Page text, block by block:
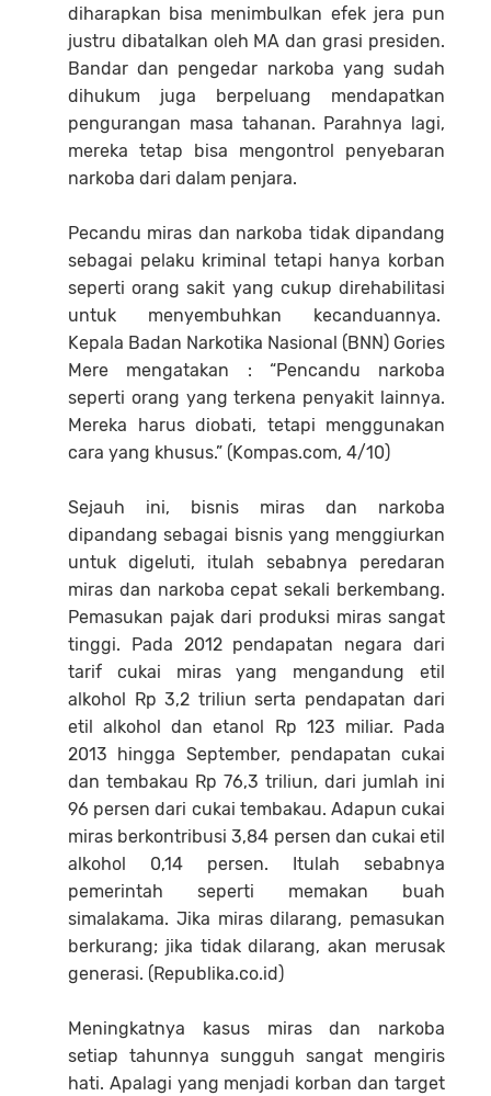
diharapkan bisa menimbulkan efek jera pun
justru dibatalkan oleh MA dan grasi presiden.
Bandar dan pengedar narkoba yang sudah
dihukum juga berpeluang mendapatkan
pengurangan masa tahanan. Parahnya lagi,
mereka tetap bisa mengontrol penyebaran
narkoba dari dalam penjara.
Pecandu miras dan narkoba tidak dipandang
sebagai pelaku kriminal tetapi hanya korban
seperti orang sakit yang cukup direhabilitasi
untuk menyembuhkan kecanduannya.
Kepala Badan Narkotika Nasional (BNN) Gories
Mere mengatakan : “Pencandu narkoba
seperti orang yang terkena penyakit lainnya.
Mereka harus diobati, tetapi menggunakan
cara yang khusus.” (Kompas.com, 4/10)
Sejauh ini, bisnis miras dan narkoba
dipandang sebagai bisnis yang menggiurkan
untuk digeluti, itulah sebabnya peredaran
miras dan narkoba cepat sekali berkembang.
Pemasukan pajak dari produksi miras sangat
tinggi. Pada 2012 pendapatan negara dari
tarif cukai miras yang mengandung etil
alkohol Rp 3,2 triliun serta pendapatan dari
etil alkohol dan etanol Rp 123 miliar. Pada
2013 hingga September, pendapatan cukai
dan tembakau Rp 76,3 triliun, dari jumlah ini
96 persen dari cukai tembakau. Adapun cukai
miras berkontribusi 3,84 persen dan cukai etil
alkohol 0,14 persen. Itulah sebabnya
pemerintah seperti memakan buah
simalakama. Jika miras dilarang, pemasukan
berkurang; jika tidak dilarang, akan merusak
generasi. (Republika.co.id)
Meningkatnya kasus miras dan narkoba
setiap tahunnya sungguh sangat mengiris
hati. Apalagi yang menjadi korban dan target